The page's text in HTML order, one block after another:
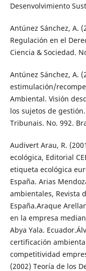
Desenvolvimiento
Antúnez Sánchez, A.
Regulación en el
Ciencia & Sociedad.
Antúnez Sánchez, A.
estimulación/
Ambiental. Visión
los sujetos de
Tribunais. No. 992.
Audivert Arau, R.
ecológica, Editorial
etiqueta ecológica
España. Arias
ambientales, Revista
España.Araque
en la empresa
Abya Yala.
certificación
competitividad
(2002) Teoría de los